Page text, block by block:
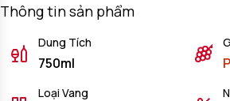
Thông tin sản phẩm
Dung Tích
750ml
Loại Vang